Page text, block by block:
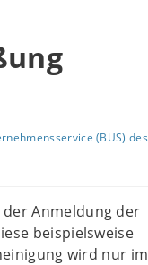
(BUS) des
Anmeldung der
beispielsweise
wird nur im